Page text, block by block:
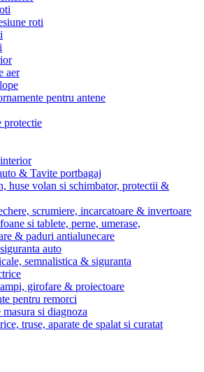
roti
aer
pentru antene
protectie
& Tavite portbagaj
huse volan si schimbator, protectii &
scrumiere, incarcatoare & invertoare
si tablete, perne, umerase,
& paduri antialunecare
auto
semnalistica & siguranta
girofare & proiectoare
pentru remorci
masura si diagnoza
truse, aparate de spalat si curatat